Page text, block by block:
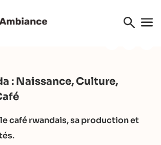
: Naissance, Culture,
café rwandais, sa production et